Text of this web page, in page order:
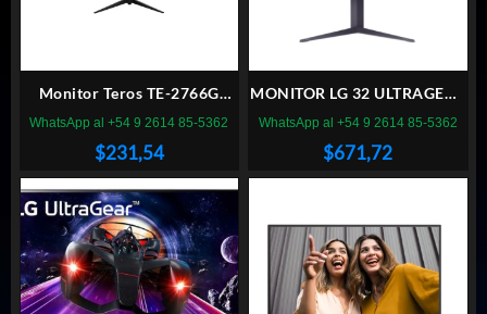
Monitor Teros TE-2766G
Gaming 27″ Curvo VA FHD
$231,54
WhatsApp al +54 9 2614 85-5362
MONITOR LG 32 ULTRAGEAR
32GS85Q-B NANO IPS QHD
$671,72
WhatsApp al +54 9 2614 85-5362